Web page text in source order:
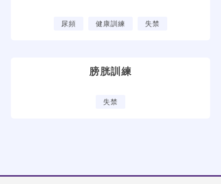
尿頻 健康訓練 失禁
膀胱訓練
失禁